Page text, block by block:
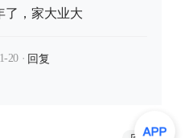
了，家大业大
20 · 回复